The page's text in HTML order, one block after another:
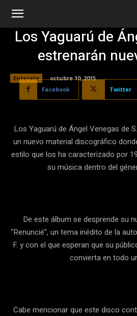
Los Yaguarú de
estrenarán
Enterate
octubre 10, 2015
Facebook
Twitter
Los Yaguarú de Ángel Venegas de
un nuevo material discográfico
estilo que los ha caracterizado por
su música dentro del
De este álbum se desprende su
“Renuncié”, un tema inédito de la
F. y con el que esperan que su
convierta en todo
Cabe mencionar que este disco